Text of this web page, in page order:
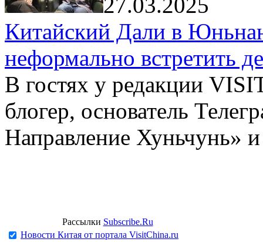
Китайский Дали в
неформально встретить
В гостях у редакции
блогер, основатель
Направление Хуньчунь»
Рассылки Subscribe.Ru
Новости Китая от портала VisitChina.ru